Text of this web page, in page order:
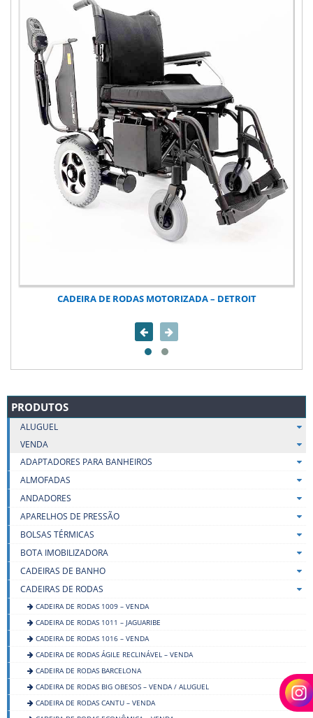
CADEIRA DE RODAS MOTORIZADA – DETROIT
PRODUTOS
ALUGUEL
VENDA
ADAPTADORES PARA BANHEIROS
ALMOFADAS
ANDADORES
APARELHOS DE PRESSÃO
BOLSAS TÉRMICAS
BOTA IMOBILIZADORA
CADEIRAS DE BANHO
CADEIRAS DE RODAS
CADEIRA DE RODAS 1009 – VENDA
CADEIRA DE RODAS 1011 – JAGUARIBE
CADEIRA DE RODAS 1016 – VENDA
CADEIRA DE RODAS ÁGILE RECLINÁVEL – VENDA
CADEIRA DE RODAS BARCELONA
CADEIRA DE RODAS BIG OBESOS – VENDA / ALUGUEL
CADEIRA DE RODAS CANTU – VENDA